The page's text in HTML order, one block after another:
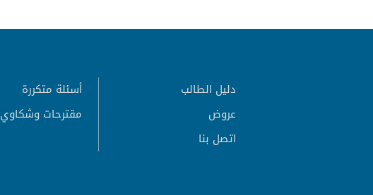
دليل الطالب أسئلة متكررة
عروض
مقترحات وشكاوي
اتصل بنا